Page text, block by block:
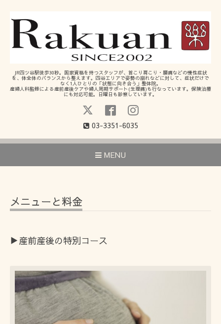
JR四ツ谷駅徒歩30秒。国家資格を持つスタッフが、首こり肩こり・腰痛などの慢性症状
を、体全体のバランスから整えます。四谷エリアで姿勢の崩れなどに対して、症状だけで
なく1人ひとりの「状態に向き合う」整体院。
産婦人科監修による産前産後ケアや婦人周期サポート(生理痛)も行なっています。保険治療
にも対応可能。日曜日も診察しています。
03-3351-6035
MENU
メニューと料金
▶️産前産後の特別コース